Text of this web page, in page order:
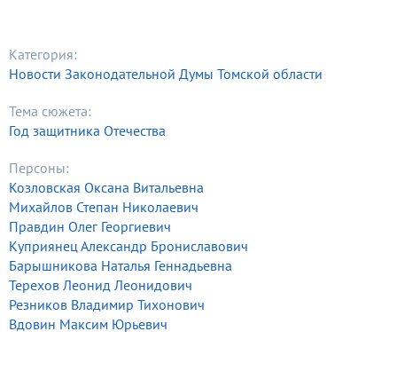
Категория:
Новости Законодательной Думы Томской области
Тема сюжета:
Год защитника Отечества
Персоны:
Козловская Оксана Витальевна
Михайлов Степан Николаевич
Правдин Олег Георгиевич
Куприянец Александр Брониславович
Барышникова Наталья Геннадьевна
Терехов Леонид Леонидович
Резников Владимир Тихонович
Вдовин Максим Юрьевич